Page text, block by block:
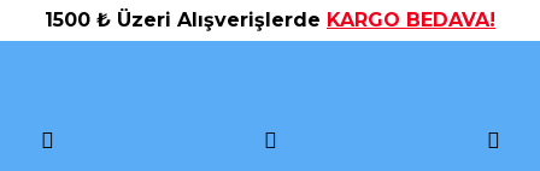
1500 ₺ Üzeri Alışverişlerde KARGO BEDAVA!